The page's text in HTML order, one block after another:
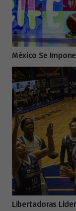
México Se
Libertadoras